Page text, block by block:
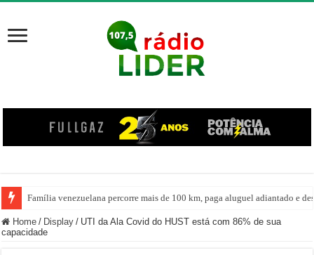
Família venezuelana percorre mais de 100 km, paga aluguel adiantado e
Home / Display / UTI da Ala Covid do HUST está com 86% de sua
capacidade